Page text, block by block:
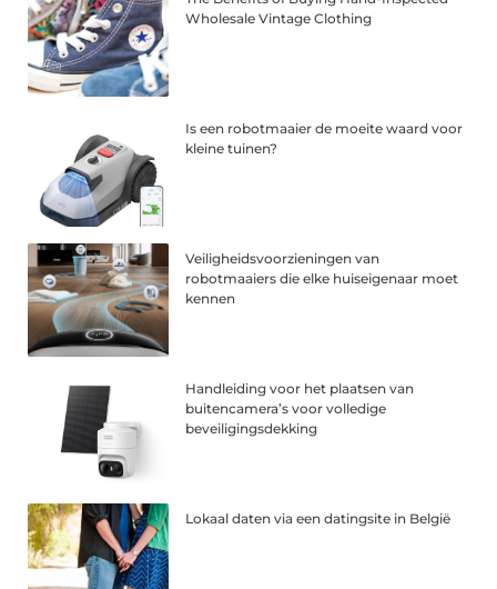
Wholesale Vintage Clothing
Is een robotmaaier de moeite waard voor
kleine tuinen?
Veiligheidsvoorzieningen van
robotmaaiers die elke huiseigenaar moet
kennen
Handleiding voor het plaatsen van
buitencamera’s voor volledige
beveiligingsdekking
Lokaal daten via een datingsite in België